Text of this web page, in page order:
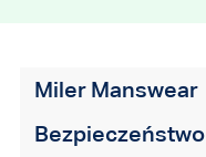
Miler Manswear
Bezpieczeństwo